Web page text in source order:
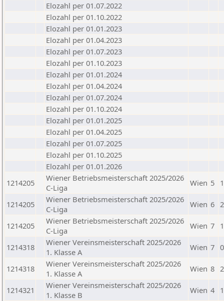
Elozahl per 01.07.2022
Elozahl per 01.10.2022
Elozahl per 01.01.2023
Elozahl per 01.04.2023
Elozahl per 01.07.2023
Elozahl per 01.10.2023
Elozahl per 01.01.2024
Elozahl per 01.04.2024
Elozahl per 01.07.2024
Elozahl per 01.10.2024
Elozahl per 01.01.2025
Elozahl per 01.04.2025
Elozahl per 01.07.2025
Elozahl per 01.10.2025
Elozahl per 01.01.2026
1214205
Wiener Betriebsmeisterschaft 2025/2026
C-Liga
Wien 5
1214205
Wiener Betriebsmeisterschaft 2025/2026
C-Liga
Wien 6
1214205
Wiener Betriebsmeisterschaft 2025/2026
C-Liga
Wien 7
1214318
Wiener Vereinsmeisterschaft 2025/2026
1. Klasse A
Wien 7
1214318
Wiener Vereinsmeisterschaft 2025/2026
1. Klasse A
Wien 8
1214321
Wiener Vereinsmeisterschaft 2025/2026
1. Klasse B
Wien 4